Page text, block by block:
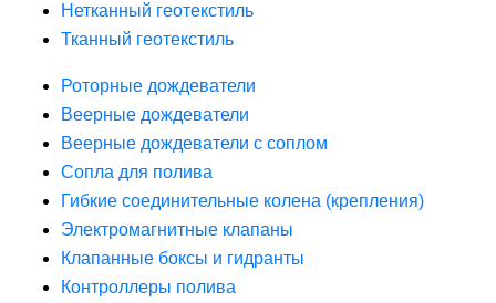
Нетканный геотекстиль
Тканный геотекстиль
Роторные дождеватели
Веерные дождеватели
Веерные дождеватели с соплом
Сопла для полива
Гибкие соединительные колена (крепления)
Электромагнитные клапаны
Клапанные боксы и гидранты
Контроллеры полива